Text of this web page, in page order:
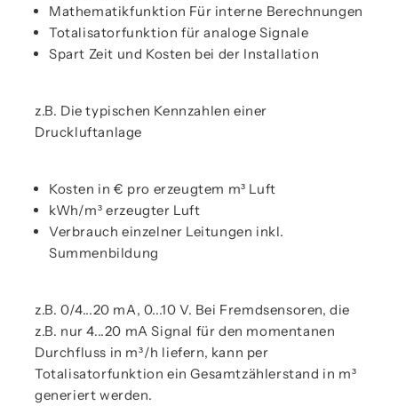
Mathematikfunktion Für interne Berechnungen
Totalisatorfunktion für analoge Signale
Spart Zeit und Kosten bei der Installation
z.B. Die typischen Kennzahlen einer
Druckluftanlage
Kosten in € pro erzeugtem m³ Luft
kWh/m³ erzeugter Luft
Verbrauch einzelner Leitungen inkl.
Summenbildung
z.B. 0/4...20 mA, 0...10 V. Bei Fremdsensoren, die
z.B. nur 4...20 mA Signal für den momentanen
Durchfluss in m³/h liefern, kann per
Totalisatorfunktion ein Gesamtzählerstand in m³
generiert werden.